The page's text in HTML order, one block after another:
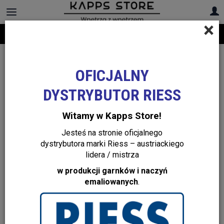
+48 22 299 19 84
×
OFICJALNY
DYSTRYBUTOR RIESS
Witamy w Kapps Store!
Jesteś na stronie oficjalnego
dystrybutora marki Riess – austriackiego
lidera / mistrza
w produkcji garnków i naczyń
emaliowanych.